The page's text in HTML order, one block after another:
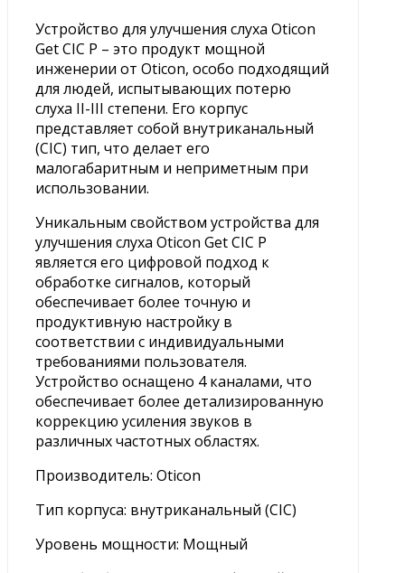
Устройство для улучшения слуха Oticon
Get CIC P – это продукт мощной
инженерии от Oticon, особо подходящий
для людей, испытывающих потерю
слуха II-III степени. Его корпус
представляет собой внутриканальный
(CIC) тип, что делает его
малогабаритным и неприметным при
использовании.
Уникальным свойством устройства для
улучшения слуха Oticon Get CIC P
является его цифровой подход к
обработке сигналов, который
обеспечивает более точную и
продуктивную настройку в
соответствии с индивидуальными
требованиями пользователя.
Устройство оснащено 4 каналами, что
обеспечивает более детализированную
коррекцию усиления звуков в
различных частотных областях.
Производитель: Oticon
Тип корпуса: внутриканальный (CIC)
Уровень мощности: Мощный